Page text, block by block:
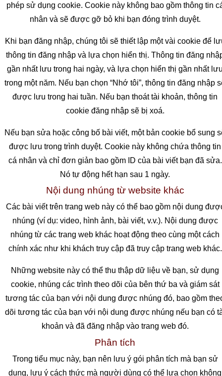
phép sử dụng cookie. Cookie này không bao gồm thông tin
nhân và sẽ được gỡ bỏ khi bạn đóng trình duyệt.
Khi bạn đăng nhập, chúng tôi sẽ thiết lập một vài cookie để
thông tin đăng nhập và lựa chọn hiển thị. Thông tin đăng
gần nhất lưu trong hai ngày, và lựa chọn hiển thị gần nhất
trong một năm. Nếu bạn chọn “Nhớ tôi”, thông tin đăng nhập
được lưu trong hai tuần. Nếu bạn thoát tài khoản, thông tin
cookie đăng nhập sẽ bị xoá.
Nếu bạn sửa hoặc công bố bài viết, một bản cookie bổ sung
được lưu trong trình duyệt. Cookie này không chứa thông tin
cá nhân và chỉ đơn giản bao gồm ID của bài viết bạn đã sửa.
Nó tự động hết hạn sau 1 ngày.
Nội dung nhúng từ website khác
Các bài viết trên trang web này có thể bao gồm nội dung
nhúng (ví dụ: video, hình ảnh, bài viết, v.v.). Nội dung được
nhúng từ các trang web khác hoạt động theo cùng một cách
chính xác như khi khách truy cập đã truy cập trang web khác.
Những website này có thể thu thập dữ liệu về bạn, sử dụng
cookie, nhúng các trình theo dõi của bên thứ ba và giám sát
tương tác của bạn với nội dung được nhúng đó, bao gồm
dõi tương tác của bạn với nội dung được nhúng nếu bạn có
khoản và đã đăng nhập vào trang web đó.
Phân tích
Trong tiểu mục này, bạn nên lưu ý gói phân tích mà bạn sử
dụng, lưu ý cách thức mà người dùng có thể lựa chọn không